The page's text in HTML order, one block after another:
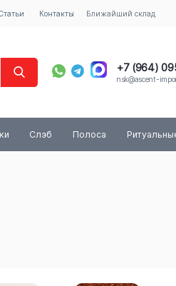
Контакты Ближайший склад
+7 (964)
40
nsk@ascent-
Слэб Полоса